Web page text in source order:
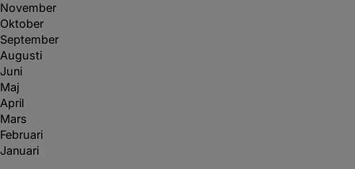
November
Oktober
September
Augusti
Juni
Maj
April
Mars
Februari
Januari